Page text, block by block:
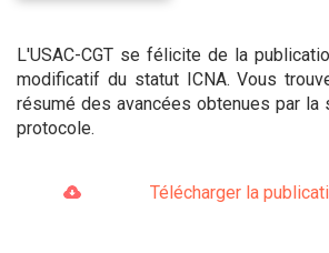
L'USAC-CGT se félicite de la
modificatif du statut ICNA. Vous
résumé des avancées obtenues par la
protocole.
Télécharger la